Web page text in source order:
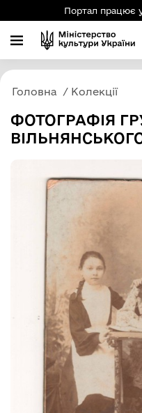
Портал працює
Головна Колекції
ФОТОГРАФІЯ